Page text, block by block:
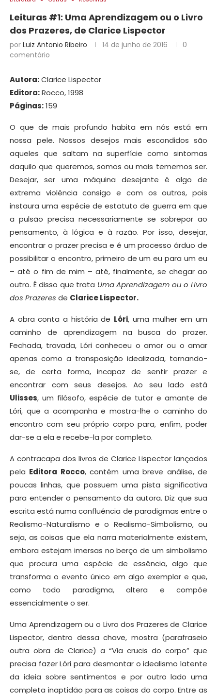
Leituras #1: Uma Aprendizagem ou o Livro
dos Prazeres, de Clarice Lispector
por Luiz Antonio Ribeiro 14 de junho de 2016
0
comentário
Autora:Clarice Lispector
Editora:Rocco, 1998
Páginas:159
O que de mais profundo habita em nós está em
nossa pele. Nossos desejos mais escondidos são
aqueles que saltam na superfície como sintomas
daquilo que queremos, somos ou mais tememos ser.
Desejar, ser uma máquina desejante é algo de
extrema violência consigo e com os outros, pois
instaura uma espécie de estatuto de guerra em que
a pulsão precisa necessariamente se sobrepor ao
pensamento, à lógica e à razão. Por isso, desejar,
encontrar o prazer precisa e é um processo árduo de
possibilitar o encontro, primeiro de um eu para um eu
– até o fim de mim – até, finalmente, se chegar ao
outro. É disso que trata Uma Aprendizagem ou o Livro
dos Prazeres de Clarice Lispector.
A obra conta a história de Lóri, uma mulher em um
caminho de aprendizagem na busca do prazer.
Fechada, travada, Lóri conheceu o amor ou o amar
apenas como a transposição idealizada, tornando-
se, de certa forma, incapaz de sentir prazer e
encontrar com seus desejos. Ao seu lado está
Ulisses, um filósofo, espécie de tutor e amante de
Lóri, que a acompanha e mostra-lhe o caminho do
encontro com seu próprio corpo para, enfim, poder
dar-se a ela e recebe-la por completo.
A contracapa dos livros de Clarice Lispector lançados
pela Editora Rocco, contém uma breve análise, de
poucas linhas, que possuem uma pista significativa
para entender o pensamento da autora. Diz que sua
escrita está numa confluência de paradigmas entre o
Realismo-Naturalismo e o Realismo-Simbolismo, ou
seja, as coisas que ela narra materialmente existem,
embora estejam imersas no berço de um simbolismo
que procura uma espécie de essência, algo que
transforma o evento único em algo exemplar e que,
como todo paradigma, altera e compõe
essencialmente o ser.
Uma Aprendizagem ou o Livro dos Prazeres de Clarice
Lispector, dentro dessa chave, mostra (parafraseio
outra obra de Clarice) a “Via crucis do corpo” que
precisa fazer Lóri para desmontar o idealismo latente
da ideia sobre sentimentos e por outro lado uma
completa inaptidão para as coisas do corpo. Entre as